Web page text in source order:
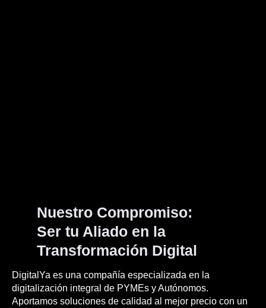
Nuestro Compromiso:
Ser tu Aliado en la
Transformación Digital
DigitalYa es una compañía especializada en la
digitalización integral de PYMEs y Autónomos.
Aportamos soluciones de calidad al mejor precio con un